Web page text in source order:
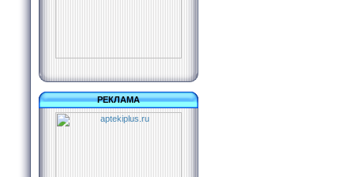
РЕКЛАМА